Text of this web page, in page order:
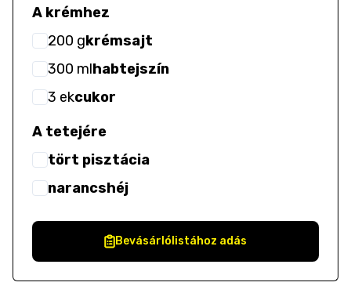
A krémhez
200 gkrémsajt
300 mlhabtejszín
3 ekcukor
A tetejére
tört pisztácia
narancshéj
Bevásárlólistához adás